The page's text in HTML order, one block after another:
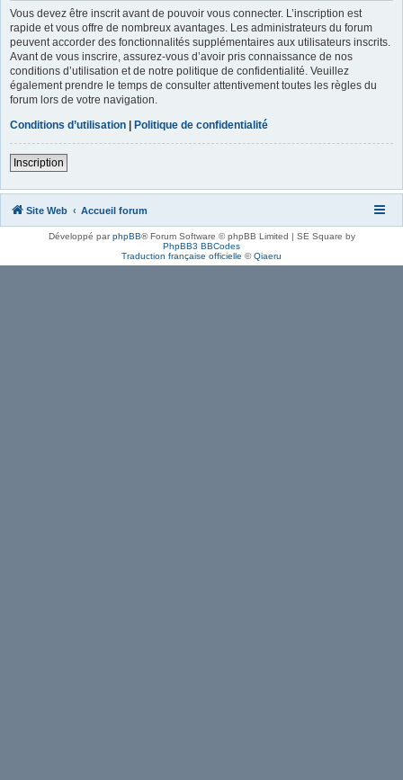
Vous devez être inscrit avant de pouvoir vous connecter. L’inscription est
rapide et vous offre de nombreux avantages. Les administrateurs du forum
peuvent accorder des fonctionnalités supplémentaires aux utilisateurs inscrits.
Avant de vous inscrire, assurez-vous d’avoir pris connaissance de nos
conditions d’utilisation et de notre politique de confidentialité. Veuillez
également prendre le temps de consulter attentivement toutes les règles du
forum lors de votre navigation.
Conditions d’utilisation | Politique de confidentialité
Inscription
Site Web Accueil forum
Développé parphpBB® Forum Software © phpBB Limited | SE Square by
PhpBB3 BBCodes
Traduction française officielle ©Qiaeru